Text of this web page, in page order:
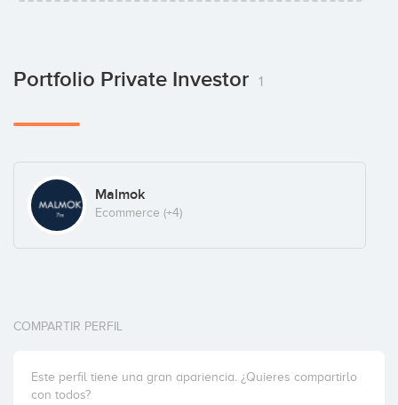
Portfolio Private Investor 1
Malmok
Ecommerce (+4)
COMPARTIR PERFIL
Este perfil tiene una gran apariencia. ¿Quieres compartirlo
con todos?